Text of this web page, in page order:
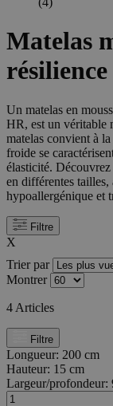
Matelas
résilience
Un matelas en
HR, est un véritable
matelas convient à
froide se
élasticité.
en différentes tailles,
hypoallergénique et
Filtre
X
Trier par
Montrer
4 Articles
Filtre
Longueur: 200 cm
Hauteur: 15 cm
Largeur/profondeur: